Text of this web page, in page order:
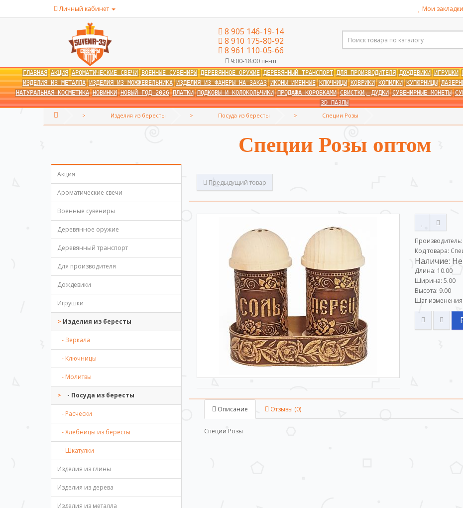
Личный кабинет Мои
8 905 146-19-14
8 910 175-80-92
8 961 110-05-66
9:00-18:00 пн-пт
ГЛАВНАЯ АКЦИЯ АРОМАТИЧЕСКИЕ СВЕЧИ ВОЕННЫЕ СУВЕНИРЫ ДЕРЕВЯННОЕ ОРУЖИЕ ДЕРЕВЯННЫЙ ТРАНСПОРТ ДЛЯ ПРОИЗВОДИТЕЛЯ ДОЖДЕВИКИ ИГРУШКИ
ИЗДЕЛИЯ ИЗ МЕТАЛЛА ИЗДЕЛИЯ ИЗ МОЖЖЕВЕЛЬНИКА ИЗДЕЛИЯ ИЗ ФАНЕРЫ НА ЗАКАЗ ИКОНЫ ИМЕННЫЕ КЛЮЧНИЦЫ КОВРИКИ КОПИЛКИ КУПЮРНИЦЫ
НАТУРАЛЬНАЯ КОСМЕТИКА НОВИНКИ НОВЫЙ ГОД 2026 ПЛАТКИ ПОДКОВЫ И КОЛОКОЛЬЧИКИ ПРОДАЖА КОРОБКАМИ СВИСТКИ, ДУДКИ СУВЕНИРНЫЕ МОНЕТЫ
3D ПАЗЛЫ
Изделия из бересты Посуда из бересты Специи Розы
Специи Розы оптом
Акция
Ароматические свечи
Военные сувениры
Деревянное оружие
Деревянный транспорт
Для производителя
Дождевики
Игрушки
Изделия из бересты
- Зеркала
- Ключницы
- Молитвы
- Посуда из бересты
- Расчески
- Хлебницы из бересты
- Шкатулки
Изделия из глины
Изделия из дерева
Изделия из металла
Предыдущий товар
Производитель:
Код товара:
Наличие:
Длина: 10.00
Ширина: 5.00
Высота: 9.00
Шаг изменения
Описание Отзывы (0)
Специи Розы